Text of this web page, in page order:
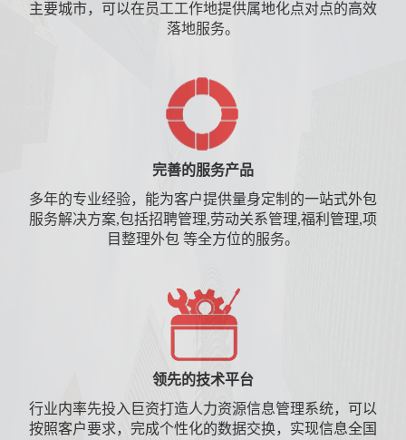
主要城市，可以在员工工作地提供属地化点对点的高效
落地服务。
完善的服务产品
多年的专业经验，能为客户提供量身定制的一站式外包
服务解决方案,包括招聘管理,劳动关系管理,福利管理,项
目整理外包 等全方位的服务。
领先的技术平台
行业内率先投入巨资打造人力资源信息管理系统，可以
按照客户要求，完成个性化的数据交换，实现信息全国